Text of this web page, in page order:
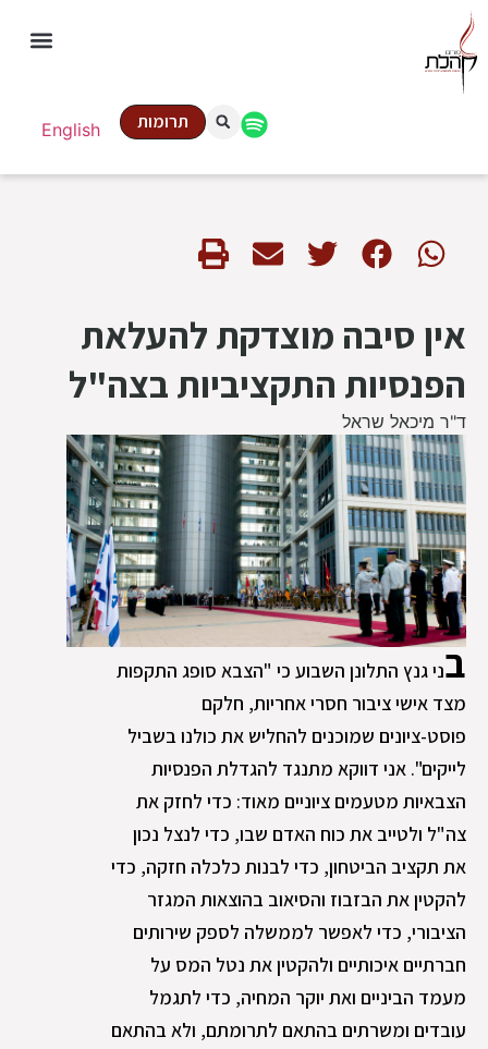
English תרומות
אין סיבה מוצדקת להעלאת
הפנסיות התקציביות בצה"ל
ד"ר מיכאל שראל
בני גנץ התלונן השבוע כי "הצבא סופג התקפות
מצד אישי ציבור חסרי אחריות, חלקם
פוסט-ציונים שמוכנים להחליש את כולנו בשביל
לייקים". אני דווקא מתנגד להגדלת הפנסיות
הצבאיות מטעמים ציוניים מאוד: כדי לחזק את
צה"ל ולטייב את כוח האדם שבו, כדי לנצל נכון
את תקציב הביטחון, כדי לבנות כלכלה חזקה, כדי
להקטין את הבזבוז והסיאוב בהוצאות המגזר
הציבורי, כדי לאפשר לממשלה לספק שירותים
חברתיים איכותיים ולהקטין את נטל המס על
מעמד הביניים ואת יוקר המחיה, כדי לתגמל
עובדים ומשרתים בהתאם לתרומתם, ולא בהתאם